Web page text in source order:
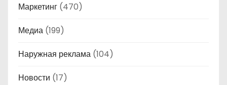
Маркетинг (470)
Медиа (199)
Наружная реклама (104)
Новости (17)